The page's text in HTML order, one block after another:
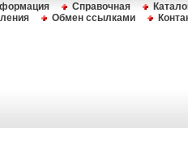
Справочная
Обмен ссылками